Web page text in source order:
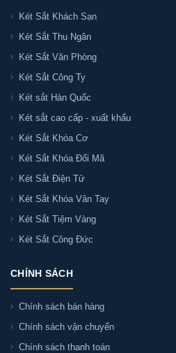
Két Sắt Khách Sạn
Két Sắt Thu Ngân
Két Sắt Văn Phòng
Két Sắt Công Ty
Két sắt Hàn Quốc
Két sắt cao cấp - xuất khẩu
Két Sắt Khóa Cơ
Két Sắt Khóa Đổi Mã
Két Sắt Điện Tử
Két Sắt Khóa Vân Tay
Két Sắt Tiệm Vàng
Két Sắt Công Đức
CHÍNH SÁCH
Chính sách bán hàng
Chính sách vận chuyển
Chính sách thanh toán